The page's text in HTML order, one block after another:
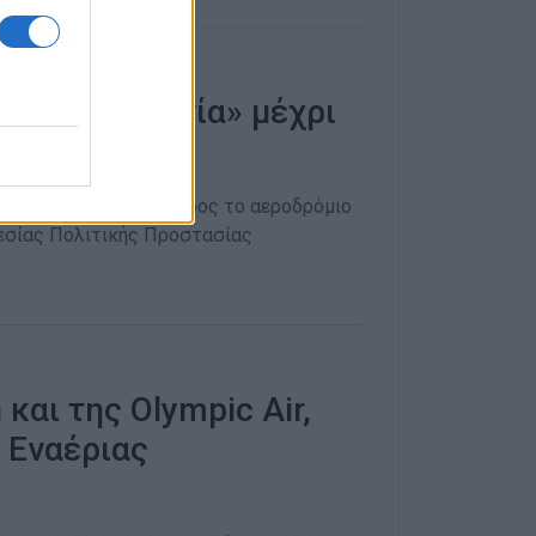
«Μακεδονία» μέχρι
από και προς το αεροδρόμιο
Πολιτικής Προστασίας
της Olympic Air,